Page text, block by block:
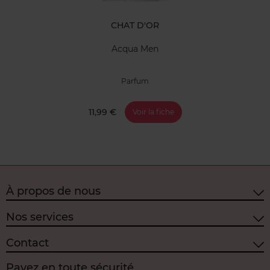
CHAT D'OR
Acqua Men
11,99 € Voir la fiche
À propos de nous
Nos services
Contact